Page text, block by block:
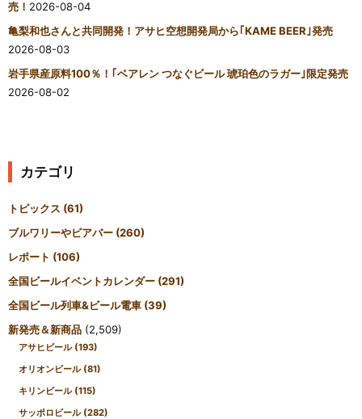
売！ 2026-08-04
亀梨和也さんと共同開発！アサヒ空想開発局から｢KAME BEER｣発売
2026-08-03
岩手県産原料100％！｢ベアレン つなぐビール 琥珀色のラガー｣限定発売
2026-08-02
カテゴリ
トピックス (61)
ブルワリーやビアバー (260)
レポート (106)
全国ビールイベントカレンダー (291)
全国ビール列車&ビール電車 (39)
新発売＆新商品 (2,509)
アサヒビール (193)
オリオンビール (81)
キリンビール (115)
サッポロビール (282)